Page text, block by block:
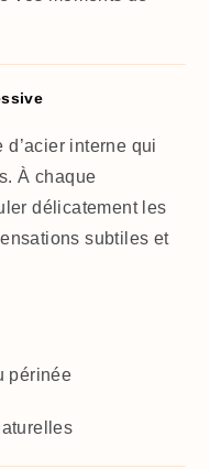
interne qui
À chaque
délicatement les
subtiles et
périnée